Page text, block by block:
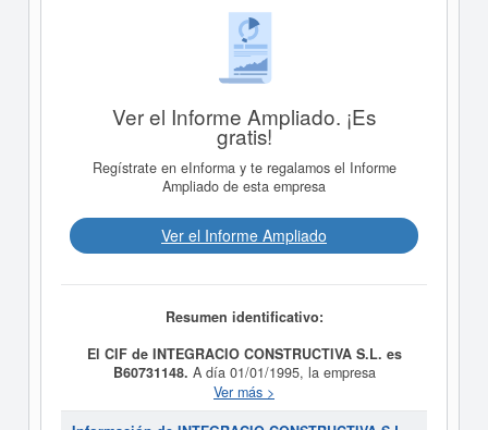
Ver el Informe Ampliado. ¡Es
gratis!
Regístrate en eInforma y te regalamos el Informe
Ampliado de esta empresa
Ver el Informe Ampliado
Resumen identificativo:
El CIF de INTEGRACIO CONSTRUCTIVA S.L. es
B60731148. A día 01/01/1995, la empresa
INTEGRACIO CONSTRUCTIVA S.L.
el objetivo CONSTRUCCION DE TODO TIPO DE
Ver más >